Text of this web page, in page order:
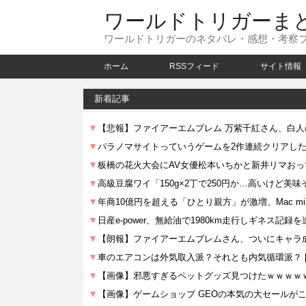
ワールドトリガーま
ワールドトリガーのネタバレ・感想・考察
ホーム RSSフィード サイト情報
新着記事